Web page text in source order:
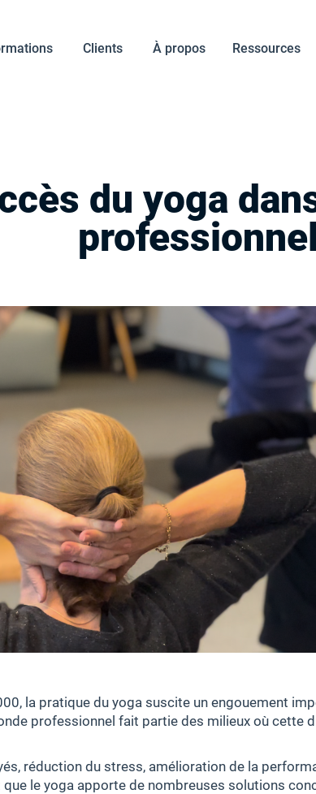
Clients À propos Ressources
du yoga
professionnel
la pratique du yoga suscite un engouement
professionnel fait partie des milieux où cette
réduction du stress, amélioration de la
que le yoga apporte de nombreuses solutions